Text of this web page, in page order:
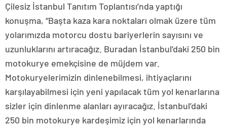
Çilesiz İstanbul Tanıtım Toplantısı’nda yaptığı
konuşma, “Başta kaza kara noktaları olmak üzere tüm
yolarımızda motorcu dostu bariyerlerin sayısını ve
uzunluklarını artıracağız. Buradan İstanbul’daki 250 bin
motokurye emekçisine de müjdem var.
Motokuryelerimizin dinlenebilmesi, ihtiyaçlarını
karşılayabilmesi için yeni yapılacak tüm yol kenarlarına
sizler için dinlenme alanları ayıracağız. İstanbul’daki
250 bin motokurye kardeşimiz için yol kenarlarında